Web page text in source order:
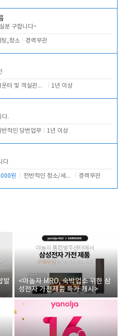
분 구합니다~
팅,청소 경력무관
카운터 및 객실관리 전반 1년 이상
다.
반적인 당번업무 1년 이상
다
원 전반적인 청소/세탁업무 경력무관
발
<야놀자 MRO, 숙박업소 위한 삼
성전자 가전제품 특가 개시>